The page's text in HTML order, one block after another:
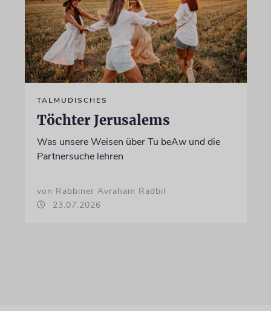
TALMUDISCHES
Töchter Jerusalems
Was unsere Weisen über Tu beAw und die
Partnersuche lehren
von Rabbiner Avraham Radbil
23.07.2026